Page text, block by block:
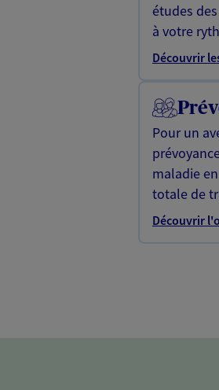
études
à votre
Découvrir
Pour un
maladie
totale de
Découvrir